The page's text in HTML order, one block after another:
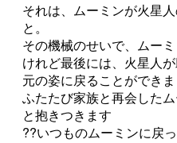
それは、ムーミンが火星
と。
その機械のせいで、ムー
けれど最後には、火星人
元の姿に戻ることができ
ふたたび家族と再会した
と抱きつきます
??いつものムーミンに戻